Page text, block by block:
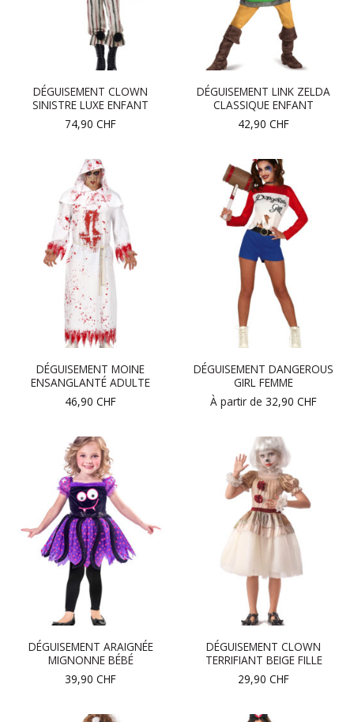
DÉGUISEMENT CLOWN
SINISTRE LUXE ENFANT
74,90 CHF
DÉGUISEMENT LINK ZELDA
CLASSIQUE ENFANT
42,90 CHF
DÉGUISEMENT MOINE
ENSANGLANTÉ ADULTE
46,90 CHF
DÉGUISEMENT DANGEROUS
GIRL FEMME
À partir de 32,90 CHF
DÉGUISEMENT ARAIGNÉE
MIGNONNE BÉBÉ
39,90 CHF
DÉGUISEMENT CLOWN
TERRIFIANT BEIGE FILLE
29,90 CHF